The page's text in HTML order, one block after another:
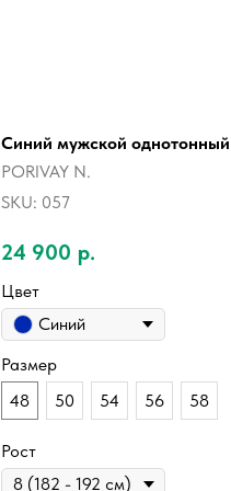
Синий мужской
PORIVAY N.
SKU: 057
24 900 р.
Цвет
Синий
Размер
48
50 54 56 58
Рост